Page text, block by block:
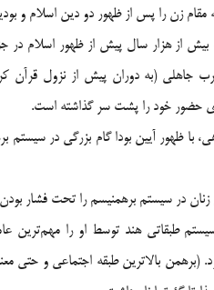
زن را پس از ظهور دو دين اسلام و
از هزار سال پيش از ظهور اسلام در
جاهلي (به دوران پيش از نزول قرآن
حضور خود را پشت سر گذاشته است.
با ظهور آيين بودا گام بزرگي در سيستم
زنان در سيستم برهمنيسم را تحت فشار
طبقاتي هند توسط او را مهم‌ترين
(برهمن بالاترين طبقه اجتماعي و